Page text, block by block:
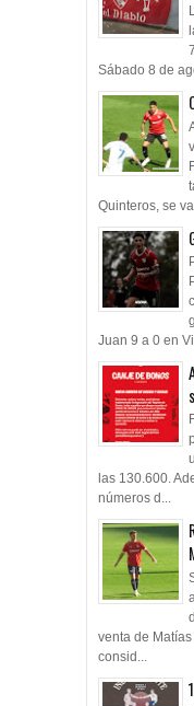
Sábado 8 de
Quinteros, se va
Juan 9 a 0 en
las 130.600.
números d...
venta de
consid...